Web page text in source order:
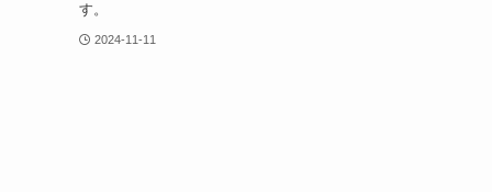
す。
2024-11-11